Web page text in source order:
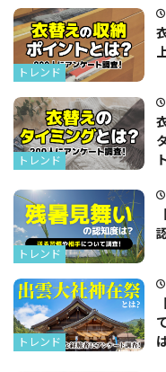
トレンド
トレンド
トレンド
トレンド